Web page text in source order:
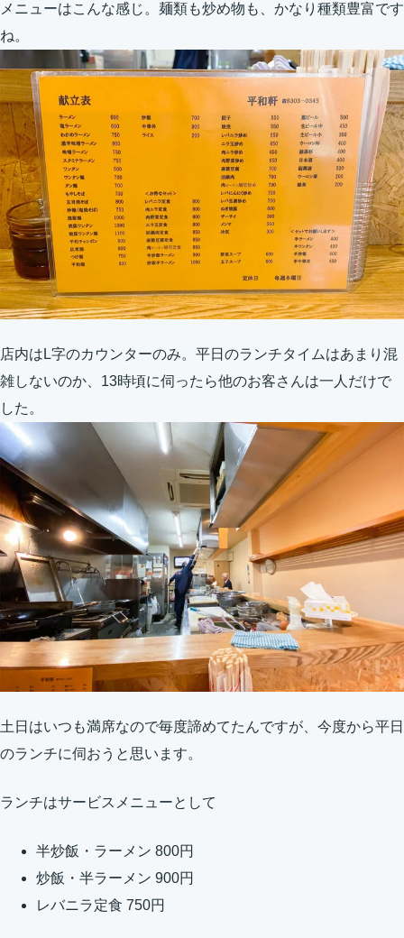
メニューはこんな感じ。麺類も炒め物も、かなり種類豊富です
ね。
店内はL字のカウンターのみ。平日のランチタイムはあまり混
雑しないのか、13時頃に伺ったら他のお客さんは一人だけで
した。
土日はいつも満席なので毎度諦めてたんですが、今度から平日
のランチに伺おうと思います。
ランチはサービスメニューとして
半炒飯・ラーメン 800円
炒飯・半ラーメン 900円
レバニラ定食 750円